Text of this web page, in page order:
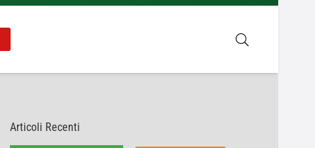
Articoli Recenti